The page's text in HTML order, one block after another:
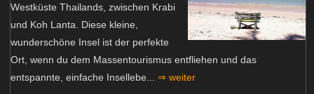
Westküste Thailands, zwischen Krabi
und Koh Lanta. Diese kleine,
wunderschöne Insel ist der perfekte
Ort, wenn du dem Massentourismus entfliehen und das
entspannte, einfache Insellebe... ⇒ weiter